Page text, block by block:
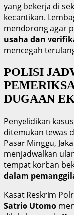
yang bekerja di
kecantikan.
mendorong agar
usaha dan
mencegah
POLISI
DUGAAN
Penyelidikan
ditemukan tewas
Pasar Minggu,
menjadwalkan
tempat korban
dalam
Kasat Reskrim
Satrio Utomo